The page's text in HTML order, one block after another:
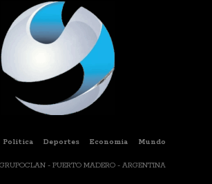
Politica Deportes Economia Mundo
- PUERTO MADERO - ARGENTINA